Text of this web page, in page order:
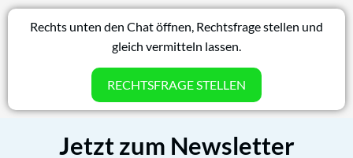
Rechts unten den Chat öffnen, Rechtsfrage stellen und
gleich vermitteln lassen.
RECHTSFRAGE STELLEN
Jetzt zum Newsletter